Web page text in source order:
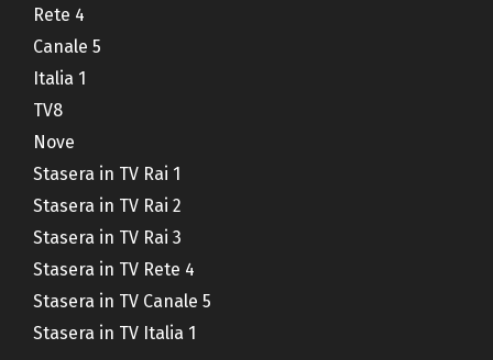
Rete 4
Canale 5
Italia 1
TV8
Nove
Stasera in TV Rai 1
Stasera in TV Rai 2
Stasera in TV Rai 3
Stasera in TV Rete 4
Stasera in TV Canale 5
Stasera in TV Italia 1